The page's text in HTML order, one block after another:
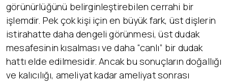
görünürlüğünü belirginleştirebilen cerrahi bir
işlemdir. Pek çok kişi için en büyük fark, üst dişlerin
istirahatte daha dengeli görünmesi, üst dudak
mesafesinin kısalması ve daha “canlı” bir dudak
hattı elde edilmesidir. Ancak bu sonuçların doğallığı
ve kalıcılığı, ameliyat kadar ameliyat sonrası